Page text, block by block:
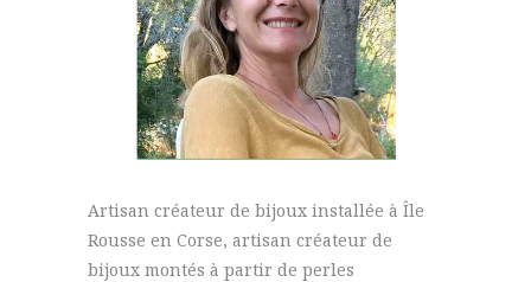
Artisan créateur de bijoux installée à Île
Rousse en Corse, artisan créateur de
bijoux montés à partir de perles